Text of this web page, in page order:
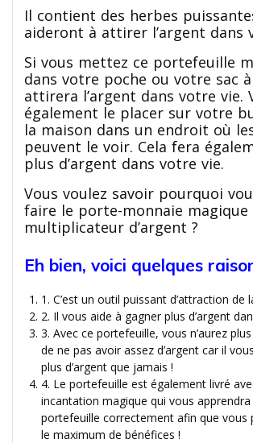
Il contient des herbes
aideront à attirer l’argent dans
Si vous mettez ce portefeuille
dans votre poche ou votre sac
attirera l’argent dans votre vie.
également le placer sur votre
la maison dans un endroit où
peuvent le voir. Cela fera
plus d’argent dans votre vie.
Vous voulez savoir pourquoi
faire le porte-monnaie
multiplicateur d’argent ?
Eh bien, voici quelques
1. C’est un outil puissant d’attraction de
2. Il vous aide à gagner plus d’argent
3. Avec ce portefeuille, vous n’aurez
de ne pas avoir assez d’argent car il
plus d’argent que jamais !
4. Le portefeuille est également livré
incantation magique qui vous
portefeuille correctement afin que vous
le maximum de bénéfices !